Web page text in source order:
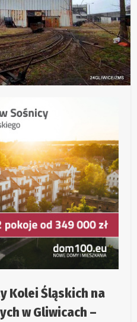
Kolei Śląskich na
w Gliwicach –